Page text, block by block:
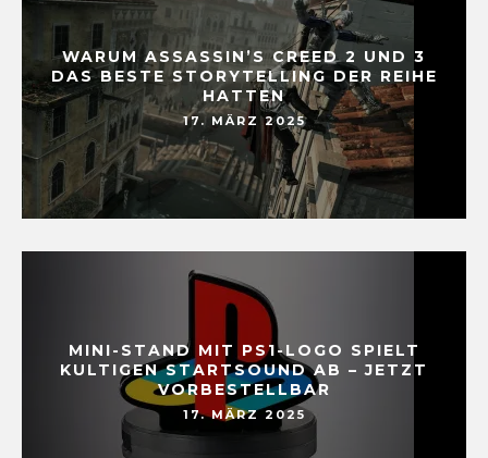
WARUM ASSASSIN’S CREED 2 UND 3
DAS BESTE STORYTELLING DER REIHE
HATTEN
17. MÄRZ 2025
MINI-STAND MIT PS1-LOGO SPIELT
KULTIGEN STARTSOUND AB – JETZT
VORBESTELLBAR
17. MÄRZ 2025